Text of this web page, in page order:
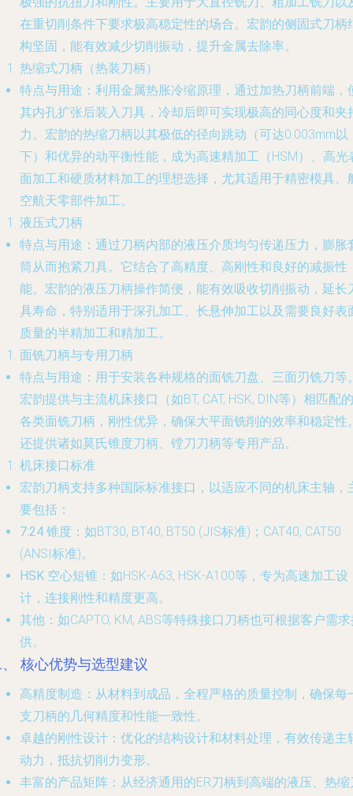
在重切削条件下要求极高稳定性的场合。宏韵的侧固式刀柄
构坚固，能有效减少切削振动，提升金属去除率。
热缩式刀柄（热装刀柄）
特点与用途 ：利用金属热胀冷缩原理，通过加热刀柄前端，
其内孔扩张后装入刀具，冷却后即可实现极高的同心度和夹
力。宏韵的热缩刀柄以其极低的径向跳动（可达0.003mm以
下）和优异的动平衡性能，成为高速精加工（HSM）、高光
面加工和硬质材料加工的理想选择，尤其适用于精密模具、
空航天零部件加工。
液压式刀柄
特点与用途 ：通过刀柄内部的液压介质均匀传递压力，膨胀
筒从而抱紧刀具。它结合了高精度、高刚性和良好的减振性
能。宏韵的液压刀柄操作简便，能有效吸收切削振动，延长
具寿命，特别适用于深孔加工、长悬伸加工以及需要良好表
质量的半精加工和精加工。
面铣刀柄与专用刀柄
特点与用途 ：用于安装各种规格的面铣刀盘、三面刃铣刀等
宏韵提供与主流机床接口（如BT, CAT, HSK, DIN等）相匹配的
各类面铣刀柄，刚性优异，确保大平面铣削的效率和稳定性
还提供诸如莫氏锥度刀柄、镗刀刀柄等专用产品。
机床接口标准
宏韵刀柄支持多种国际标准接口，以适应不同的机床主轴，
要包括：
7:24 锥度 ：如BT30, BT40, BT50 (JIS标准)；CAT40, CAT50
(ANSI标准)。
HSK 空心短锥 ：如HSK-A63, HSK-A100等，专为高速加工设
计，连接刚性和精度更高。
其他 ：如CAPTO, KM, ABS等特殊接口刀柄也可根据客户需
供。
核心优势与选型建议
高精度制造 ：从材料到成品，全程严格的质量控制，确保每
支刀柄的几何精度和性能一致性。
卓越的刚性设计 ：优化的结构设计和材料处理，有效传递主
动力，抵抗切削力变形。
丰富的产品矩阵 ：从经济通用的ER刀柄到高端的液压、热缩